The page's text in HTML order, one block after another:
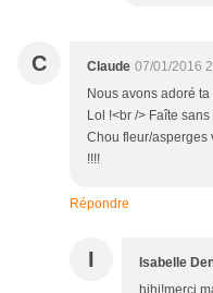
C Claude 07/01/2016
Nous avons adoré
Lol !<br /> Faîte
Chou fleur/asperges
!!!!
Répondre
I Isabelle
hihi!merci